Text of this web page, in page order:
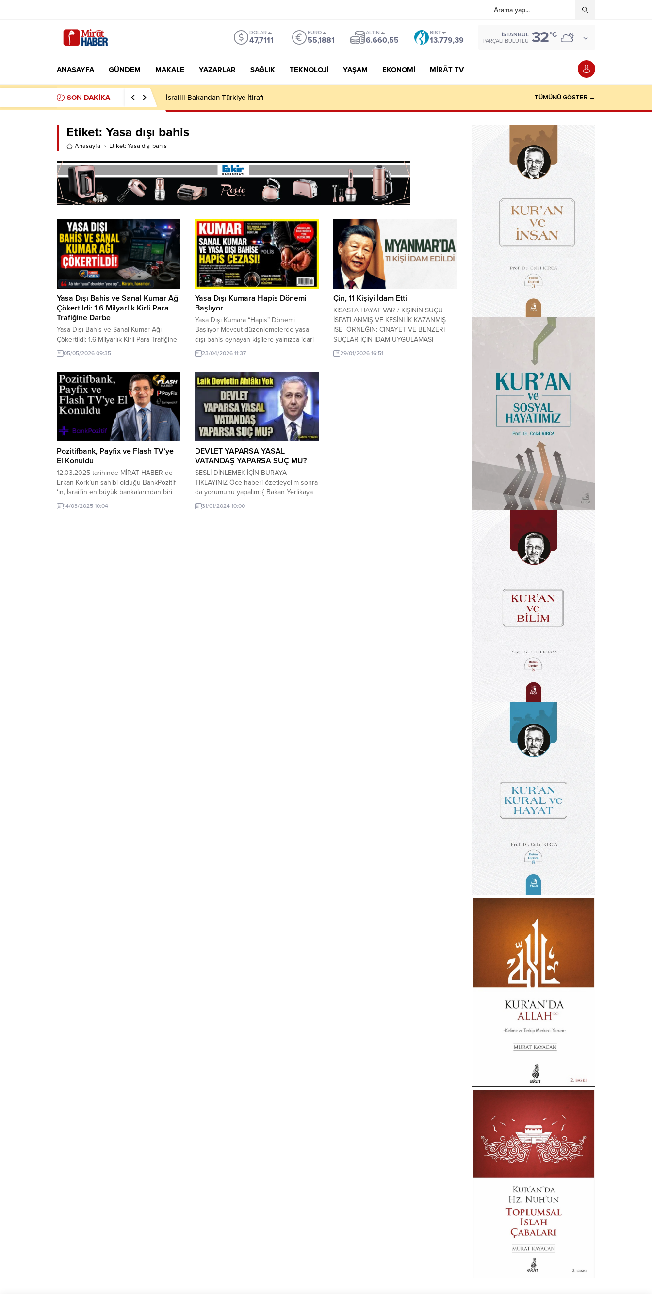
DOLAR
47,7111
EURO
55,1881
ALTIN
6.660,55
BIST
13.779,39
İSTANBUL
PARÇALI BULUTLU 32°C
ANASAYFA GÜNDEM MAKALE YAZARLAR SAĞLIK TEKNOLOJI YAŞAM EKONOMI MIRÂT TV
SON DAKİKA İsrailli Bakandan Türkiye İtirafı TÜMÜNÜ GÖSTER →
Etiket: Yasa dışı bahis
Anasayfa Etiket: Yasa dışı bahis
Yasa Dışı Bahis ve Sanal Kumar Ağı
Çökertildi: 1,6 Milyarlık Kirli Para
Trafiğine Darbe
Yasa Dışı Bahis ve Sanal Kumar Ağı
Çökertildi: 1,6 Milyarlık Kirli Para Trafiğine
Darbe Adalet Bakanı Akın Gürlek, İzmir
merkezli yürütülen geniş çaplı
kumar üzerinden yaklaşık 1 milyar 600
milyon liralık kirli para trafiğini yöneten
suç örgütünün çökertildiğini açıkladı.
Operasyonun 8 ilde eş zamanlı...
05/05/2026 09:35
Yasa Dışı Kumara Hapis Dönemi
Başlıyor
Yasa Dışı Kumara “Hapis” Dönemi
Başlıyor Mevcut düzenlemelerde yasa
dışı bahis oynayan kişilere yalnızca idari
para cezası uygulanırken, yeni yargı
paketiyle birlikte bu durum kökten
bahis oynamak artık Türk Ceza Kanunu
kapsamında bir suç olarak tanımlanacak.
Bu adımın, sanal kumar sitelerine olan
talebi bıçak gibi...
23/04/2026 11:37
Çin, 11 Kişiyi İdam Etti
KISASTA HAYAT VAR / KİŞİNİN SUÇU
İSPATLANMIŞ VE KESİNLİK KAZANMIŞ
İSE ÖRNEĞİN: CİNAYET VE BENZERİ
SUÇLAR İÇİN İDAM UYGULAMASI
MUTLAKA GETİRİLMELİDİR. Çin,
Myanmar’da faaliyet gösteren yasa dışı
29/01/2026 16:51
Pozitifbank, Payfix ve Flash TV’ye
El Konuldu
12.03.2025 tarihinde MİRAT HABER de
Erkan Kork’un sahibi olduğu BankPozitif
‘in, İsrail’in en büyük bankalarından biri
olan Bank Hapoalim ile ortaklıklarının
ortaya çıktığını haber yapmıştık. Mirat
14/03/2025 10:04
DEVLET YAPARSA YASAL
VATANDAŞ YAPARSA SUÇ MU?
SESLİ DİNLEMEK İÇİN BURAYA
TIKLAYINIZ Öce haberi özetleyelim sonra
da yorumunu yapalım: { Bakan Yerlikaya
duyurdu… 25 ilde “SİBERGÖZ-21”
Operasyonu! İçişleri Bakanı Ali Yerlikaya, ,
31/01/2024 10:00